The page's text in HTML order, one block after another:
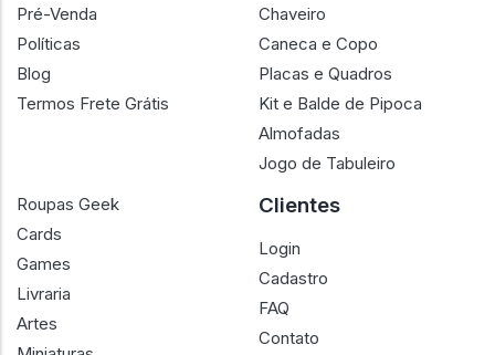
Pré-Venda
Políticas
Blog
Termos Frete Grátis
Chaveiro
Caneca e Copo
Placas e Quadros
Kit e Balde de Pipoca
Almofadas
Jogo de Tabuleiro
Roupas Geek
Cards
Games
Livraria
Artes
Clientes
Login
Cadastro
FAQ
Contato